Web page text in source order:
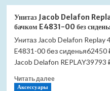
E4809-
00
с
микролифт
(Лучшая
цена)
Унитаз
Jacob
Delafon
Replay
4974K-
00
с
Унитаз Jacob Delafon
бачком E4831-00 без
Унитаз Jacob Delafon
E4831-00 без сиденья62450
Jacob Delafon REPLAY39793
Читать далееПрочитать
Аксессуары